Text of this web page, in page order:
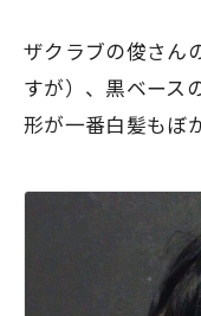
ザクラブの俊さん
すが）、黒ベース
形が一番白髪もぼ